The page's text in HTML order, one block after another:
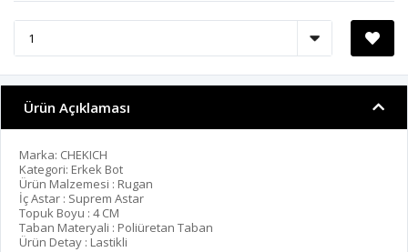
Ürün Açıklaması
Marka: CHEKICH
Kategori: Erkek Bot
Ürün Malzemesi : Rugan
İç Astar : Suprem Astar
Topuk Boyu : 4 CM
Taban Materyali : Poliüretan Taban
Ürün Detay : Lastikli